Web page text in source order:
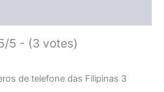
5 - (3 votes)
de telefone das Filipinas 3